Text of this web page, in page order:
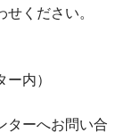
ください。
内）
ターへお問い合